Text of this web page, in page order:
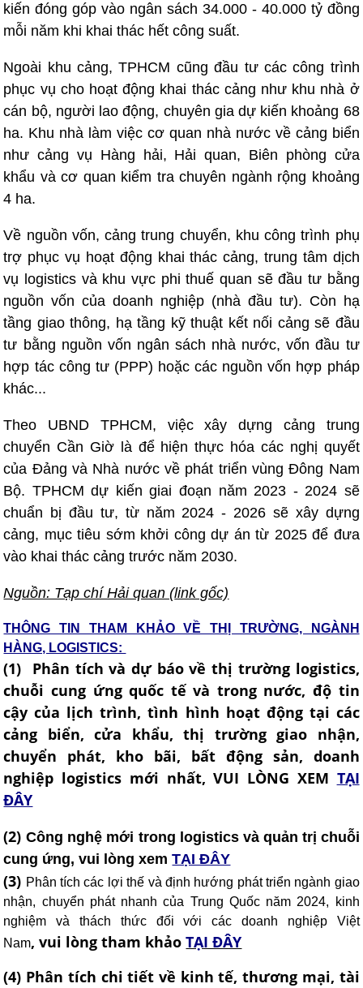
kiến đóng góp vào ngân sách 34.000 - 40.000 tỷ đồng
mỗi năm khi khai thác hết công suất.
Ngoài khu cảng, TPHCM cũng đầu tư các công trình
phục vụ cho hoạt động khai thác cảng như khu nhà ở
cán bộ, người lao động, chuyên gia dự kiến khoảng 68
ha. Khu nhà làm việc cơ quan nhà nước về cảng biển
như cảng vụ Hàng hải, Hải quan, Biên phòng cửa
khẩu và cơ quan kiểm tra chuyên ngành rộng khoảng
4 ha.
Về nguồn vốn, cảng trung chuyển, khu công trình phụ
trợ phục vụ hoạt động khai thác cảng, trung tâm dịch
vụ logistics và khu vực phi thuế quan sẽ đầu tư bằng
nguồn vốn của doanh nghiệp (nhà đầu tư). Còn hạ
tầng giao thông, hạ tầng kỹ thuật kết nối cảng sẽ đầu
tư bằng nguồn vốn ngân sách nhà nước, vốn đầu tư
hợp tác công tư (PPP) hoặc các nguồn vốn hợp pháp
khác...
Theo UBND TPHCM, việc xây dựng cảng trung
chuyển Cần Giờ là để hiện thực hóa các nghị quyết
của Đảng và Nhà nước về phát triển vùng Đông Nam
Bộ. TPHCM dự kiến giai đoạn năm 2023 - 2024 sẽ
chuẩn bị đầu tư, từ năm 2024 - 2026 sẽ xây dựng
cảng, mục tiêu sớm khởi công dự án từ 2025 để đưa
vào khai thác cảng trước năm 2030.
Nguồn: Tạp chí Hải quan (link gốc)
THÔNG TIN THAM KHẢO VỀ THỊ TRƯỜNG, NGÀNH
HÀNG, LOGISTICS:
(1) Phân tích và dự báo về thị trường logistics,
chuỗi cung ứng quốc tế và trong nước, độ tin
cậy của lịch trình, tình hình hoạt động tại các
cảng biển, cửa khẩu, thị trường giao nhận,
chuyển phát, kho bãi, bất động sản, doanh
nghiệp logistics mới nhất, VUI LÒNG XEM TẠI
ĐÂY
(2) Công nghệ mới trong logistics và quản trị chuỗi
cung ứng, vui lòng xemTẠI ĐÂY
(3) Phân tích các lợi thế và định hướng phát triển ngành giao
nhận, chuyển phát nhanh của Trung Quốc năm 2024, kinh
nghiệm và thách thức đối với các doanh nghiệp Việt
Nam, vui lòng tham khảoTẠI ĐÂY
(4) Phân tích chi tiết về kinh tế, thương mại, tài